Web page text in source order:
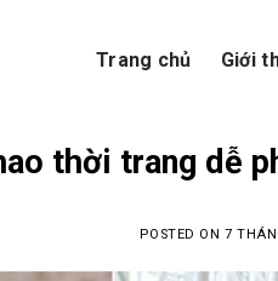
Trang chủ Giới
thời trang dễ
POSTED ON7